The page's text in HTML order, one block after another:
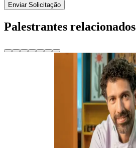
Enviar Solicitação
Palestrantes relacionados